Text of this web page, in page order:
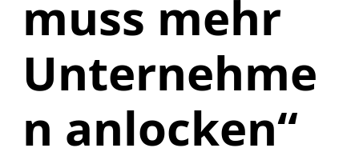
muss mehr
Unternehme
n anlocken“